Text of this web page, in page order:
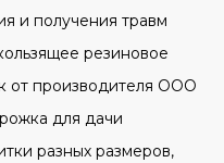
и получения травм
резиновое
от производителя ООО
для дачи
разных размеров,